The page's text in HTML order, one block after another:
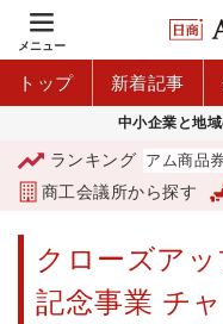
メニュー
トップ 新着記事
中小企業と地域
ランキング
「青森市プレミアム商品券」
商工会議所から探す
クローズア
記念事業 チ